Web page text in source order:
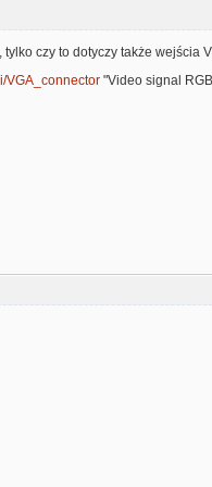
czy to dotyczy także wejścia
VGA_connector "Video signal